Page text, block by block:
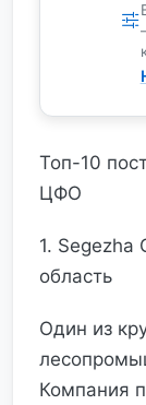
Топ-10
ЦФО
1. Segezha
область
Один из
Компания